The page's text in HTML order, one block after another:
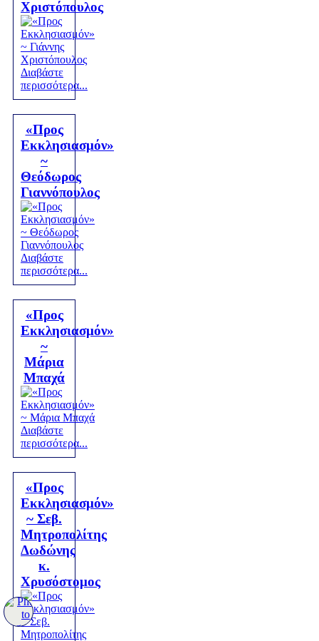
Χριστόπουλος
Διαβάστε
περισσότερα...
«Προς
Εκκλησιασμόν»
~
Θεόδωρος
Γιαννόπουλος
Διαβάστε
περισσότερα...
«Προς
Εκκλησιασμόν»
~
Μάρια
Μπαχά
Διαβάστε
περισσότερα...
«Προς
Εκκλησιασμόν»
~ Σεβ.
Μητροπολίτης
Δωδώνης
κ.
Χρυσόστομος